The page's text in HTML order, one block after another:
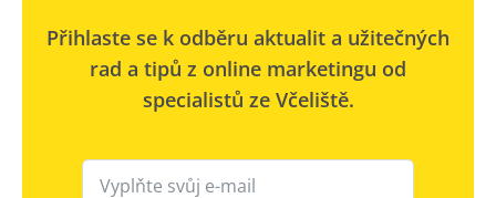
Přihlaste se k odběru aktualit a užitečných
rad a tipů z online marketingu od
specialistů ze Včeliště.